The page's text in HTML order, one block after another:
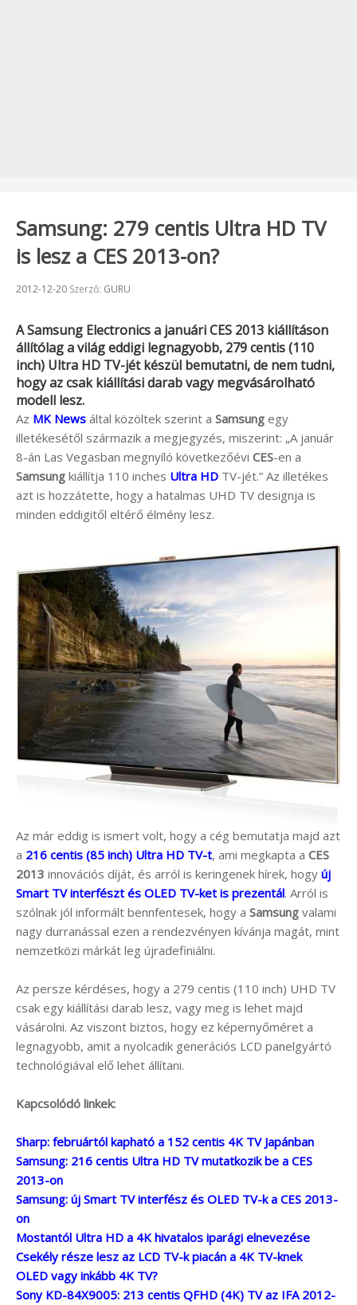
Samsung: 279 centis Ultra HD TV
is lesz a CES 2013-on?
Beküldve:
2012-12-20 Szerző: GURU
ASamsung Electronicsa januáriCES 2013 kiállításon
állítólag a világ eddigi legnagyobb, 279 centis (110
inch) Ultra HD TV-jét készül bemutatni, de nem tudni,
hogy az csak kiállítási darab vagy megvásárolható
modell lesz.
Az MK News által közöltek szerint a Samsung egy
illetékesétől származik a megjegyzés, miszerint: „A január
8-án Las Vegasban megnyíló következőévi CES-en a
Samsung kiállítja 110 inches Ultra HD TV-jét.” Az illetékes
azt is hozzátette, hogy a hatalmas UHD TV designja is
minden eddigitől eltérő élmény lesz.
Az már eddig is ismert volt, hogy a cég bemutatja majd azt
a 216 centis (85 inch) Ultra HD TV-t, ami megkapta a CES
2013 innovációs díját, és arról is keringenek hírek, hogy új
Smart TV interfészt és OLED TV-ket is prezentál. Arról is
szólnak jól informált bennfentesek, hogy a Samsung valami
nagy durranással ezen a rendezvényen kívánja magát, mint
nemzetközi márkát leg újradefiniálni.
Az persze kérdéses, hogy a 279 centis (110 inch) UHD TV
csak egy kiállítási darab lesz, vagy meg is lehet majd
vásárolni. Az viszont biztos, hogy ez képernyőméret a
legnagyobb, amit a nyolcadik generációs LCD panelgyártó
technológiával elő lehet állítani.
Kapcsolódó linkek:
Sharp: februártól kapható a 152 centis 4K TV Japánban
Samsung: 216 centis Ultra HD TV mutatkozik be a CES
2013-on
Samsung: új Smart TV interfész és OLED TV-k a CES 2013-
on
Mostantól Ultra HD a 4K hivatalos iparági elnevezése
Csekély része lesz az LCD TV-k piacán a 4K TV-knek
OLED vagy inkább 4K TV?
Sony KD-84X9005: 213 centis QFHD (4K) TV az IFA 2012-